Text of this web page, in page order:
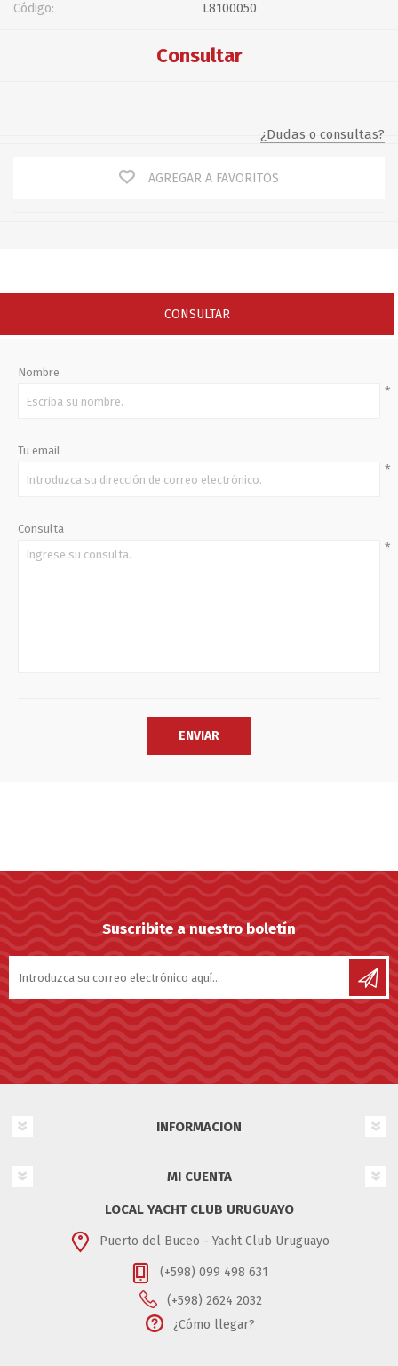
Código: L8100050
Consultar
¿Dudas o consultas?
AGREGAR A FAVORITOS
CONSULTAR
Nombre
*
Tu email
*
Consulta
*
Suscribite a nuestro boletín
INFORMACION
MI CUENTA
LOCAL YACHT CLUB URUGUAYO
Puerto del Buceo - Yacht Club Uruguayo
(+598) 099 498 631
(+598) 2624 2032
¿Cómo llegar?